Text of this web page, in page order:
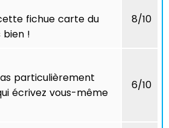
fichue carte du
bien !
8/10
particulièrement
écrivez vous-même
6/10